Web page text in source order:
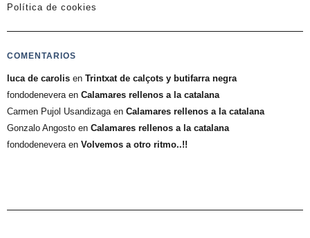
Política de cookies
COMENTARIOS
luca de carolis en Trintxat de calçots y butifarra negra
fondodenevera en Calamares rellenos a la catalana
Carmen Pujol Usandizaga en Calamares rellenos a la catalana
Gonzalo Angosto en Calamares rellenos a la catalana
fondodenevera en Volvemos a otro ritmo..!!